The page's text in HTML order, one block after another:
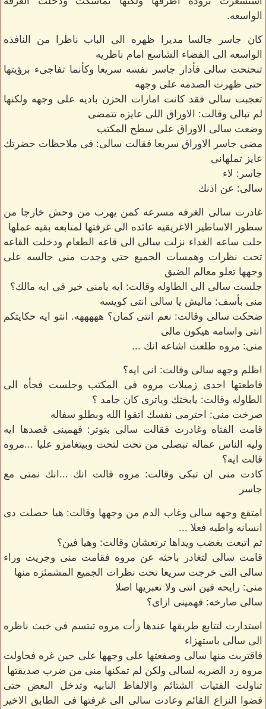
الواسعه.
كان جاسر جالسا مديرا ظهره الى الباب ناظرا من النافذه
الواسعه الى الفضاء الشاسع امام ناظريه
تنحنحت سالى فأدار جاسر نفسه سريعا وكأنما تفاجىء برؤيتها
حتى ظهرت الصدمه على وجهه
تعجبت سالى فقد كانت امارات الحزن باديه على وجهه ولكنها
لم تبالى وقالت: الاوراق اللى عايزه تتمضى
وضعت سالى الاوراق على سطح المكتب
مضى جاسر الاوراق سريعا فقالت سالى: فى ملاحظات حضرتك
عايز تملهانى
جاسر: لاء
سالى: عن اذنك
غادرت سالى الغرفه مسرعه كمن يهرب من وحش خارجا من
سطور الاساطير الاغريقيه عائده الى غرفتها لمتابعه بقيه عملها
حلت ساعه الغداء نزلت سالى الى قاعه الطعام ودخلت القاعه
تحت نظرات وهمسات الجميع حتى وجدت منى جالسه على
وجهها تعلو معالم الضيق
جلست سالى الى الطاوله وقالت: ايه يامنى خير فى ايه مالك؟
منى بأسف: ماليش يا سالى انتى كويسه
ضحكت سالى وقالت: نعم انتى كمان؟ هههههه. انتو ايه حكايتكم
انتى واسامه هيكون مالى
منى: مروه طلعت اشاعه انك ...
اظلم وجهه سالى وقالت: انى ايه؟
قاطعتها احدى زميلات مروه فى المكتب وجلست فجأه الى
الطاوله وقالت: يابختك وياترى كان جامد ؟
صرخت منى: احترمى نفسك اتقوا الله وبطلو سفاله
قامت الفتاه وغادرت فقالت سالى بتوتر: فهمينى قصدها ايه
وليه الناس عماله تبصلى من تحت لتحت وبيتغامزو عليا ...مروه
قالت ايه؟
كادت منى ان تبكى وقالت: مروه قالت انك ...انك نمتى مع
جاسر
امتقع وجهه سالى وغاب الدم من وجهها وقالت: هيا حصلت دى
انسانه واطيه فعلا ...
ثم اتبعت بغضب ويداها ترتعشان وقالت: وهيا فين؟
قامت سالى لتغادر باحثه عن مروه فقامت منى وجريت وراء
سالى التى خرجت سريعا تحت نظرات الجميع المشمئزه منها
منى: رايحه فين انتى ولا تعبريها اصلا
سالى صارخه: فهمينى ازاى؟
استدارت لتتابع طريقها عندها رأت مروه تبتسم فى خبث ناظره
الى سالى باستهزاء
فاقتربت منها سالى وصفعتها على وجهها على حين غره فحاولت
مروه رد الضربه لسالى ولكن لم تمكنها منى من ضرب صديقتها
تناولت الفتيات الشتائم والالفاظ النابيه وتدخل البعض حتى
فضوا النزاع القائم وعادت سالى الى غرفتها فى الطابق الاخير